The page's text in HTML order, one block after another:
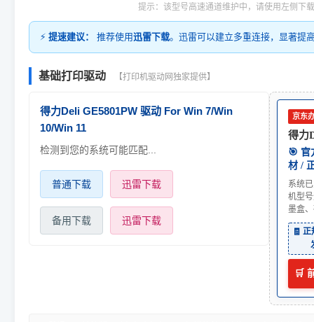
提示：该型号高速通道维护中，请使用左侧下载
⚡ 提速建议： 推荐使用迅雷下载。迅雷可以建立多重连接，显著提
基础打印驱动 【打印机驱动网独家提供】
得力Deli GE5801PW 驱动 For Win 7/Win
10/Win 11
检测到您的系统可能匹配...
普通下载 迅雷下载
备用下载 迅雷下载
京东
得力
🎯 官
材 /
系统
机型
墨盒
🧾
🛒